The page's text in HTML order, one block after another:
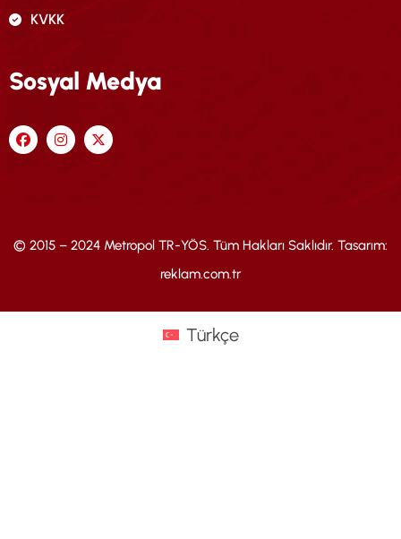
KVKK
Sosyal Medya
© 2015 – 2024 Metropol TR-YÖS. Tüm Hakları Saklıdır. Tasarım:
reklam.com.tr
Türkçe